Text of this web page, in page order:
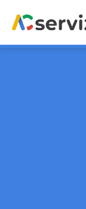
contenuto